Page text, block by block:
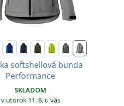
softshellová bunda
Performance
SKLADOM
v utorok 11. 8. u vás